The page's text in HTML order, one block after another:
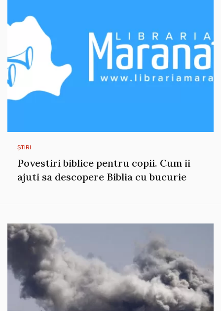
ȘTIRI
Povestiri biblice pentru copii. Cum ii
ajuti sa descopere Biblia cu bucurie